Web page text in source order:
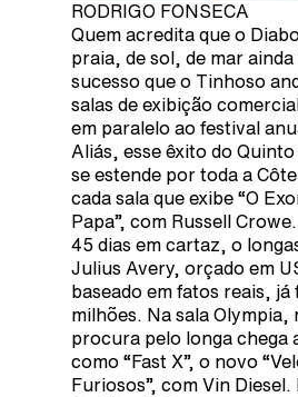
RODRIGO FONSECA
Quem acredita que o
praia, de sol, de mar
sucesso que o Tinhoso
salas de exibição
em paralelo ao festival
Aliás, esse êxito do
se estende por toda a
cada sala que exibe “O
Papa”, com Russell
45 dias em cartaz, o
Julius Avery, orçado em
baseado em fatos reais,
milhões. Na sala Olympia,
procura pelo longa chega
como “Fast X”, o novo
Furiosos”, com Vin